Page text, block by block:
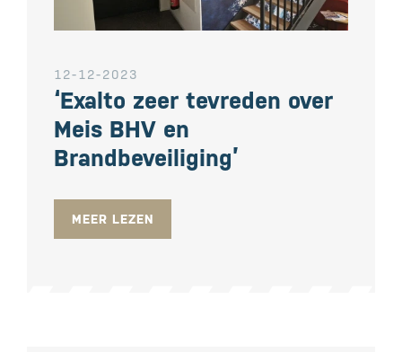
12-12-2023
‘Exalto zeer tevreden over
Meis BHV en
Brandbeveiliging’
MEER LEZEN